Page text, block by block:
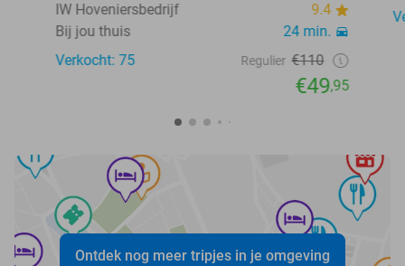
IW Hoveniersbedrijf
9.4
Bij jou thuis
24 min.
Verkocht: 75
Regulier €110
€49,95
Ontdek nog meer tripjes in je omgeving